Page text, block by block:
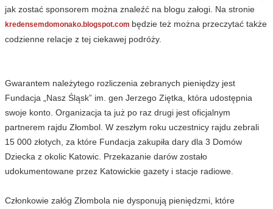
jak zostać sponsorem można znaleźć na blogu załogi. Na stronie
kredensemdomonako.blogspot.com będzie też można przeczytać także
codzienne relacje z tej ciekawej podróży.
Gwarantem należytego rozliczenia zebranych pieniędzy jest
Fundacja „Nasz Śląsk” im. gen Jerzego Ziętka, która udostępnia
swoje konto. Organizacja ta już po raz drugi jest oficjalnym
partnerem rajdu Złombol. W zeszłym roku uczestnicy rajdu zebrali
15 000 złotych, za które Fundacja zakupiła dary dla 3 Domów
Dziecka z okolic Katowic. Przekazanie darów zostało
udokumentowane przez Katowickie gazety i stacje radiowe.
Członkowie załóg Złombola nie dysponują pieniędzmi, które